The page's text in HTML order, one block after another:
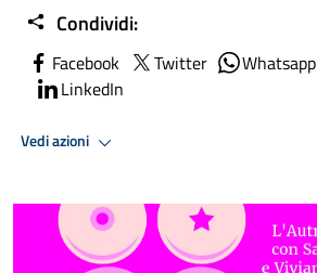
Condividi:
Facebook Twitter Whatsapp
LinkedIn
Vedi azioni